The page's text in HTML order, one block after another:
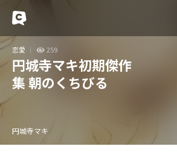
恋愛 259
円城寺マキ初期傑作
集 朝のくちびる
円城寺マキ